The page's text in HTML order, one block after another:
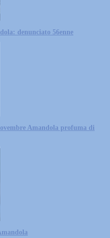
denunciato 56enne
Amandola profuma di